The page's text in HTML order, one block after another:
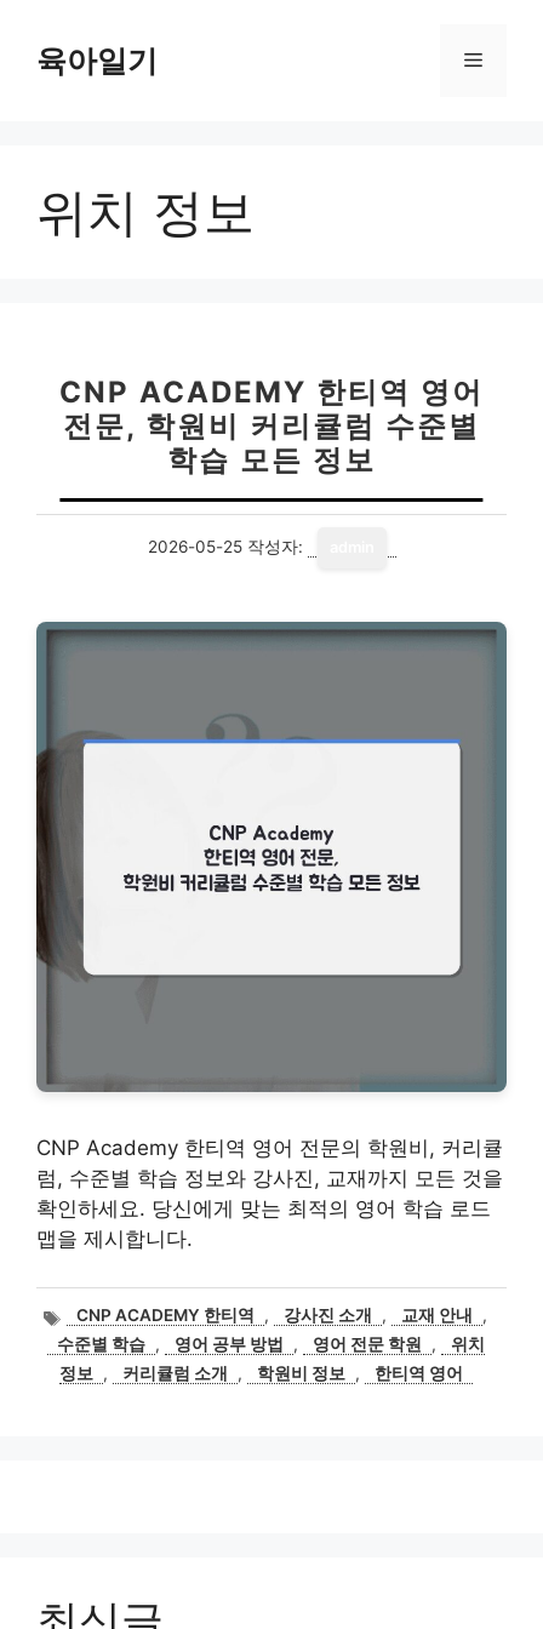
육아일기 메
위치 정보
CNP ACADEMY 한티역 영어
전문, 학원비 커리큘럼 수준별
학습 모든 정보
2026-05-25 작성자:
CNP Academy 한티역 영어 전문의 학원비, 커리큘
럼, 수준별 학습 정보와 강사진, 교재까지 모든 것을
확인하세요. 당신에게 맞는 최적의 영어 학습 로드
맵을 제시합니다.
태
그
CNP ACADEMY 한티역 , 강사진 소개 , 교재 안내
,
수준별 학습 , 영어 공부 방법 , 영어 전문 학원 ,
위치
정보
, 커리큘럼 소개 , 학원비 정보 , 한티역 영어